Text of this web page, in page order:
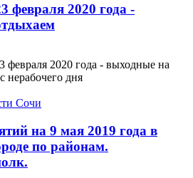
февраля 2020 года -
февраля 2020 года - выходные на
нерабочего дня
на 9 мая 2019 года в
по районам.